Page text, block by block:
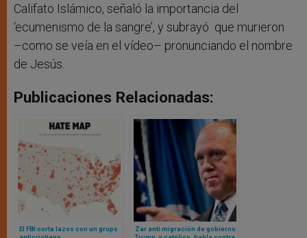
Califato Islámico, señaló la importancia del
‘ecumenismo de la sangre’, y subrayó que murieron
–como se veía en el vídeo– pronunciando el nombre
de Jesús.
Publicaciones Relacionadas:
El FBI corta lazos con un grupo
Zar anti migración de gobierno